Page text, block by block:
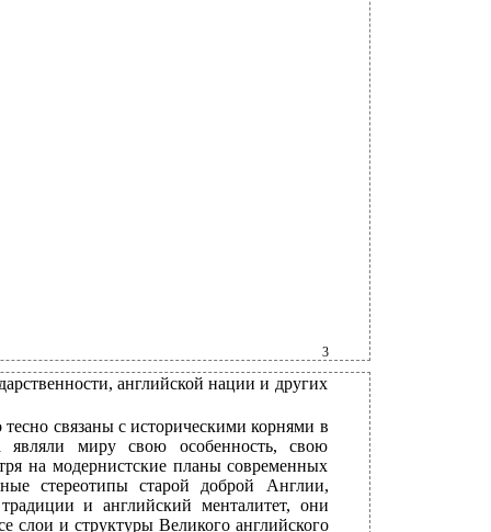
3
английской нации и других
связаны с историческими корнями в
являли миру свою особенность, свою
на модернистские планы современных
стереотипы старой доброй Англии,
и английский менталитет, они
слои и структуры Великого английского